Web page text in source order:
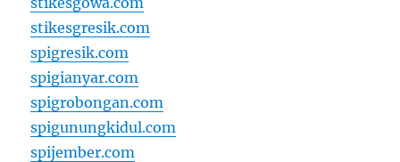
stikesgresik.com
spigresik.com
spigianyar.com
spigrobongan.com
spigunungkidul.com
spijember.com